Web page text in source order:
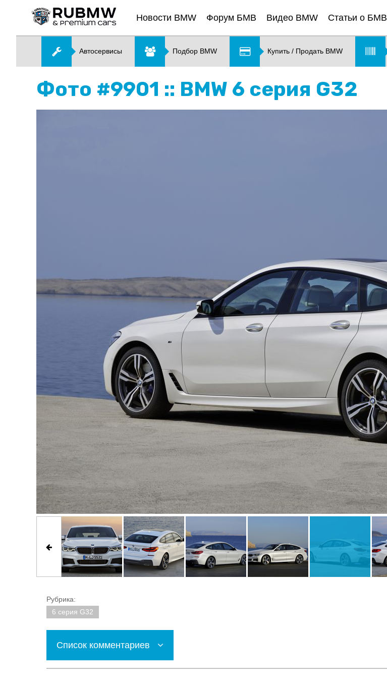
Новости BMW Форум БМВ Видео BMW Статьи о БМВ
Автосервисы Подбор BMW Купить / Продать BMW
Фото #9901 :: BMW 6 серия G32
Рубрика:
6 серия G32
Список комментариев